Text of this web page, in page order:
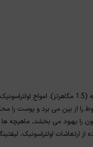
عملکرد اولتراسونیک استفاده از ارتعاشات اولتراسونیک با فرکانس یک میلیون
را از بین می برد و پوست را
بهبود می بخشد، ماهیچه ها
سلولیت کمک می کند. این دستگاه دارای 2 پروب با استفاده از